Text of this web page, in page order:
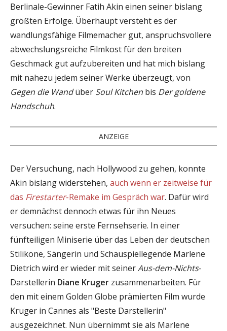
Berlinale-Gewinner Fatih Akin einen seiner bislang
größten Erfolge. Überhaupt versteht es der
wandlungsfähige Filmemacher gut, anspruchsvollere
abwechslungsreiche Filmkost für den breiten
Geschmack gut aufzubereiten und hat mich bislang
mit nahezu jedem seiner Werke überzeugt, von
Gegen die Wandüber Soul Kitchen bis Der goldene
Handschuh.
ANZEIGE
Der Versuchung, nach Hollywood zu gehen, konnte
Akin bislang widerstehen, auch wenn er zeitweise für
das Firestarter-Remake im Gespräch war. Dafür wird
er demnächst dennoch etwas für ihn Neues
versuchen: seine erste Fernsehserie. In einer
fünfteiligen Miniserie über das Leben der deutschen
Stilikone, Sängerin und Schauspiellegende Marlene
Dietrich wird er wieder mit seinerAus-dem-Nichts-
Darstellerin Diane Kruger zusammenarbeiten. Für
den mit einem Golden Globe prämierten Film wurde
Kruger in Cannes als "Beste Darstellerin"
ausgezeichnet. Nun übernimmt sie als Marlene